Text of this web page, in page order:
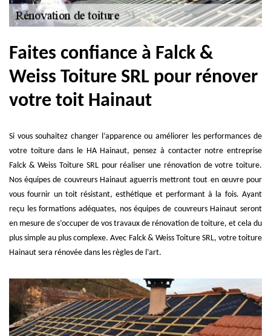
Faites confiance à Falck &
Weiss Toiture SRL pour rénover
votre toit Hainaut
Si vous souhaitez changer l’apparence ou améliorer les performances de
votre toiture dans le HA Hainaut, pensez à contacter notre entreprise
Falck & Weiss Toiture SRL pour réaliser une rénovation de votre toiture.
Nos équipes de couvreurs Hainaut aguerris mettront tout en œuvre pour
vous fournir un toit résistant, esthétique et performant à la fois. Ayant
reçu les formations adéquates, nos équipes de couvreurs Hainaut seront
en mesure de s’occuper de vos travaux de rénovation de toiture, et cela du
plus simple au plus complexe. Avec Falck & Weiss Toiture SRL, votre toiture
Hainaut sera rénovée dans les règles de l’art.